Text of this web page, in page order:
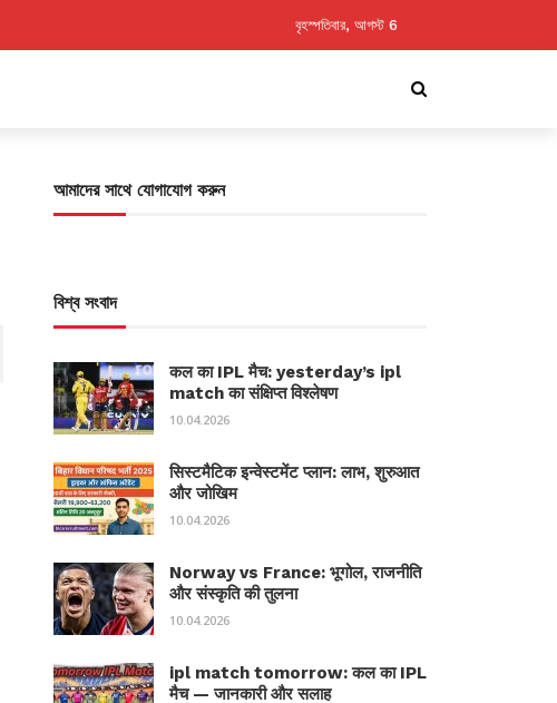
বৃহস্পতিবার, আগস্ট 6
আমাদের সাথে যোগাযোগ করুন
বিশ্ব সংবাদ
कल का IPL मैच: yesterday’s ipl
match का संक्षिप्त विश्लेषण
10.04.2026
सिस्टमैटिक इन्वेस्टमेंट प्लान: लाभ, शुरुआत
और जोखिम
10.04.2026
Norway vs France: भूगोल, राजनीति
और संस्कृति की तुलना
10.04.2026
ipl match tomorrow: कल का IPL
मैच — जानकारी और सलाह